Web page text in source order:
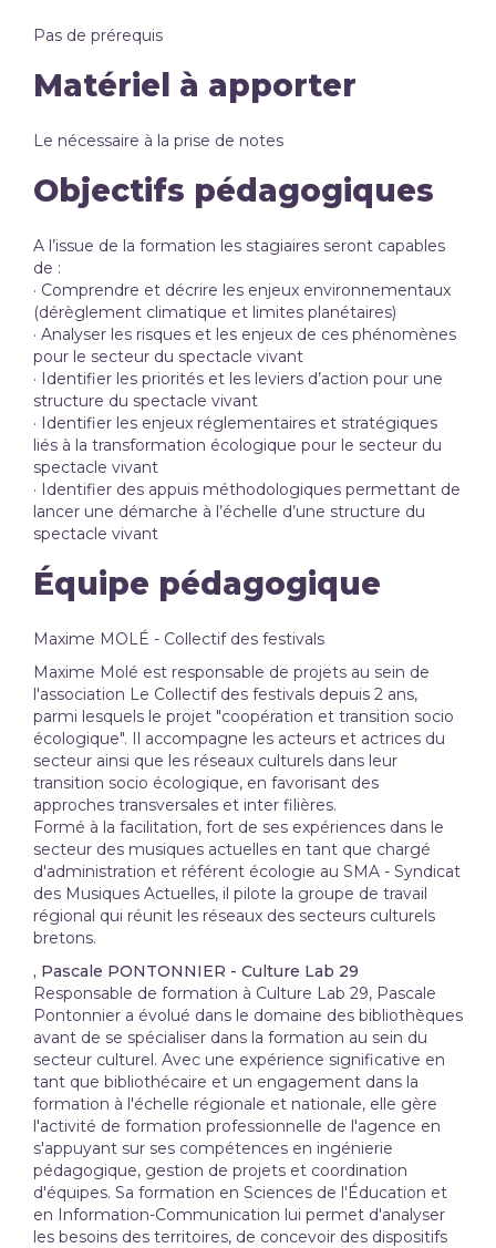
Pas de prérequis
Matériel à apporter
Le nécessaire à la prise de notes
Objectifs pédagogiques
A l’issue de la formation les stagiaires seront capables
de :
· Comprendre et décrire les enjeux environnementaux
(dérèglement climatique et limites planétaires)
· Analyser les risques et les enjeux de ces phénomènes
pour le secteur du spectacle vivant
· Identifier les priorités et les leviers d’action pour une
structure du spectacle vivant
· Identifier les enjeux réglementaires et stratégiques
liés à la transformation écologique pour le secteur du
spectacle vivant
· Identifier des appuis méthodologiques permettant de
lancer une démarche à l’échelle d’une structure du
spectacle vivant
Équipe pédagogique
Maxime MOLÉ - Collectif des festivals
Maxime Molé est responsable de projets au sein de
l'association Le Collectif des festivals depuis 2 ans,
parmi lesquels le projet "coopération et transition socio
écologique". Il accompagne les acteurs et actrices du
secteur ainsi que les réseaux culturels dans leur
transition socio écologique, en favorisant des
approches transversales et inter filières.
Formé à la facilitation, fort de ses expériences dans le
secteur des musiques actuelles en tant que chargé
d'administration et référent écologie au SMA - Syndicat
des Musiques Actuelles, il pilote la groupe de travail
régional qui réunit les réseaux des secteurs culturels
bretons.
, Pascale PONTONNIER - Culture Lab 29
Responsable de formation à Culture Lab 29, Pascale
Pontonnier a évolué dans le domaine des bibliothèques
avant de se spécialiser dans la formation au sein du
secteur culturel. Avec une expérience significative en
tant que bibliothécaire et un engagement dans la
formation à l'échelle régionale et nationale, elle gère
l'activité de formation professionnelle de l'agence en
s'appuyant sur ses compétences en ingénierie
pédagogique, gestion de projets et coordination
d'équipes. Sa formation en Sciences de l'Éducation et
en Information-Communication lui permet d'analyser
les besoins des territoires, de concevoir des dispositifs